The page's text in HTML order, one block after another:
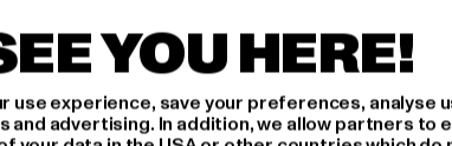
CLASSICS
Imitation
Preis: 11,99 EUR
19,99 EURAktionspreis: 19,99 EUR
YOU HERE!
use experience, save your preferences, analyse
advertising. In addition, we allow partners to